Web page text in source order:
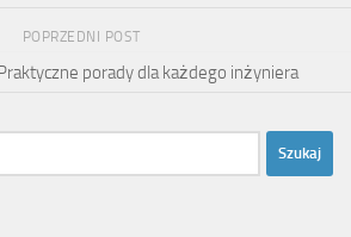
POPRZEDNI POST
porady dla każdego inżyniera